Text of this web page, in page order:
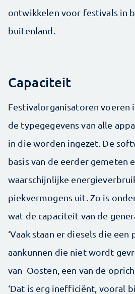
ontwikkelen voor festivals in
buitenland.
Capaciteit
Festivalorganisatoren voeren
de typegegevens van alle
in die worden ingezet. De
basis van de eerder gemeten
waarschijnlijke
piekvermogens uit. Zo is
wat de capaciteit van de
‘Vaak staan er diesels die een
aankunnen die niet wordt
van Oosten, een van de
‘Dat is erg inefficiënt, vooral